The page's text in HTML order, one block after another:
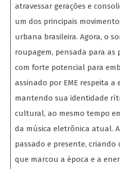
atravessar gerações e
um dos principais
urbana brasileira. Agora, o
roupagem, pensada para as
com forte potencial para
assinado por EME respeita a
mantendo sua identidade
cultural, ao mesmo tempo
da música eletrônica atual.
passado e presente,
que marcou a época e a